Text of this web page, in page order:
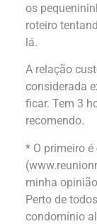
os
roteiro
lá.
A relação
considerada
ficar. Tem 3
recomendo.
* O primeiro é
(
minha
Perto de
condomínio